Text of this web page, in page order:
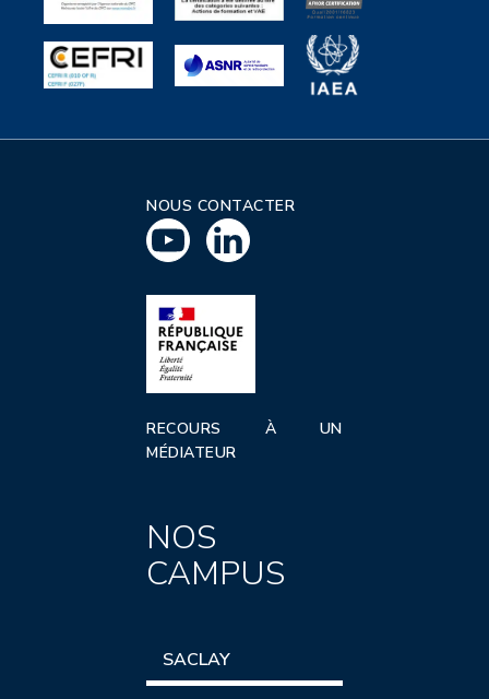
NOUS CONTACTER
RECOURS À UN
MÉDIATEUR
NOS
CAMPUS
SACLAY